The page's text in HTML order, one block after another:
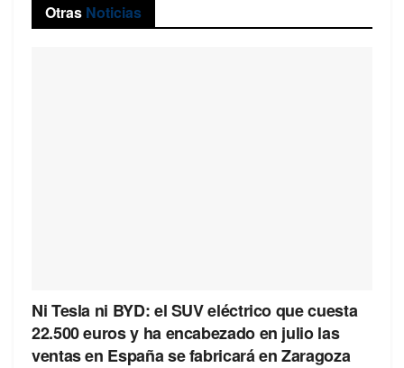
Otras Noticias
Ni Tesla ni BYD: el SUV eléctrico que cuesta
22.500 euros y ha encabezado en julio las
ventas en España se fabricará en Zaragoza